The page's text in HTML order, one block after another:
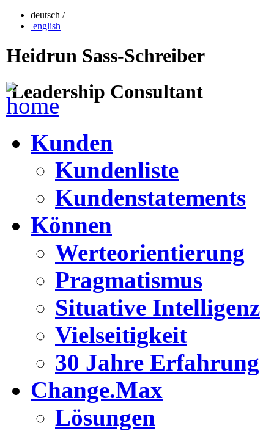
deutsch /
english
Heidrun Sass-Schreiber
Leadership Consultant
Kunden
Kundenliste
Kundenstatements
Können
Werteorientierung
Pragmatismus
Situative Intelligenz
Vielseitigkeit
30 Jahre Erfahrung
Change.Max
Lösungen